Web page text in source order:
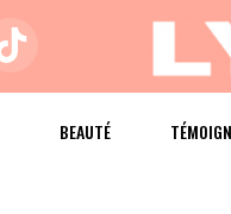
BEAUTÉ